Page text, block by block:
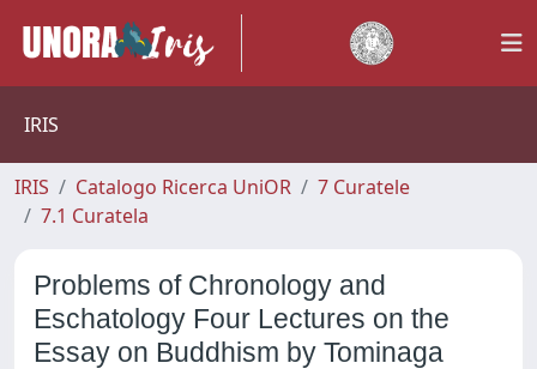
IRIS
IRIS Catalogo Ricerca UniOR
7 Curatele
7.1 Curatela
Problems of Chronology and
Eschatology Four Lectures on the
Essay on Buddhism by Tominaga